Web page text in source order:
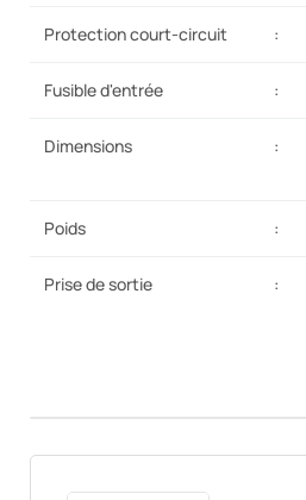
Protection court-circuit :
Fusible d'entrée :
Dimensions :
Poids :
Prise de sortie :